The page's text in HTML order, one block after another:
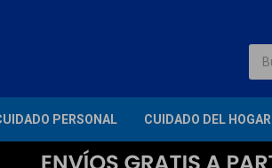
PERSONAL CUIDADO DEL HOGAR